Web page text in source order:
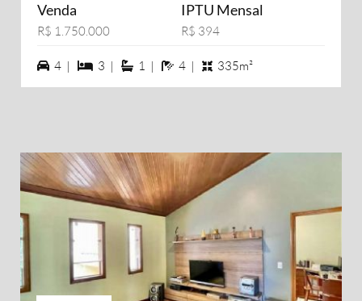
Venda
R$ 1.750.000
IPTU Mensal
R$ 394
4 vagas na garagem
4 | 3 dormiórios
3 | 1 suítes
1 | 4 banheiros
4 | 335m²